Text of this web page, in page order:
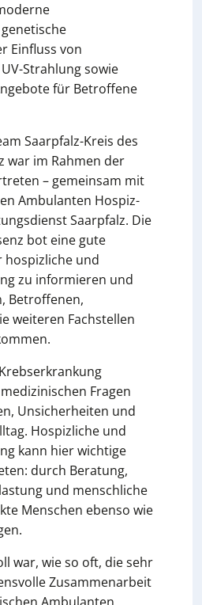
Einfluss von
Strahlung sowie
für Betroffene
Saarpfalz-Kreis des
war im Rahmen der
– gemeinsam mit
Ambulanten Hospiz-
Saarpfalz. Die
bot eine gute
hospizliche und
zu informieren und
Betroffenen,
weiteren Fachstellen
Fragen
Unsicherheiten und
Hospizliche und
kann hier wichtige
durch Beratung,
und menschliche
Menschen ebenso wie
war, wie so oft, die sehr
Zusammenarbeit